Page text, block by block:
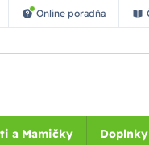
Online poradňa
a Mamičky